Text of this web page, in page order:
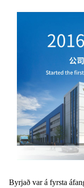
Byrjað var á fyrsta